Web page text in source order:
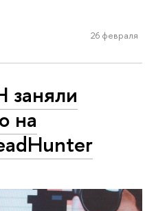
26 февраля
на